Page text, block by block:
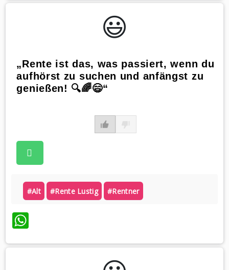
😃️
„Rente ist das, was passiert, wenn du
aufhörst zu suchen und anfängst zu
genießen! 🔍🌈😄“
#alt #rente Lustig #rentner
WhatsApp